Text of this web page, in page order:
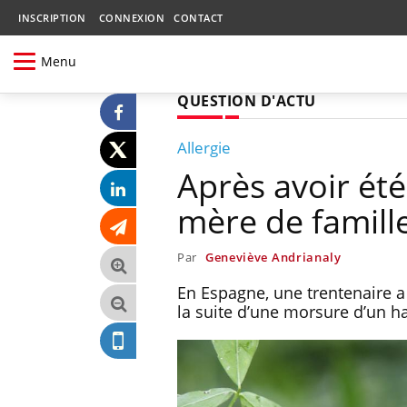
INSCRIPTION CONNEXION CONTACT
Menu
QUESTION D'ACTU
Allergie
Après avoir
mère de
Par Geneviève Andrianaly
En Espagne, une trentenaire
la suite d’une morsure d’un